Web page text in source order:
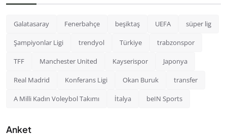
Galatasaray Fenerbahçe beşiktaş UEFA süper lig
Şampiyonlar Ligi trendyol Türkiye trabzonspor
TFF Manchester United Kayserispor Japonya
Real Madrid Konferans Ligi Okan Buruk transfer
A Milli Kadın Voleybol Takımı İtalya beIN Sports
Anket